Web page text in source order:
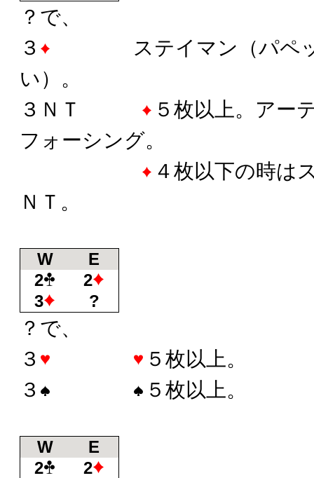
？で、
３
ステイマン（パペッ
い）。
３ＮＴ
５枚以上。アー
フォーシング。
４枚以下の時は
ＮＴ。
W
E
2
2
3
?
？で、
３
５枚以上。
３
５枚以上。
W
E
2
2